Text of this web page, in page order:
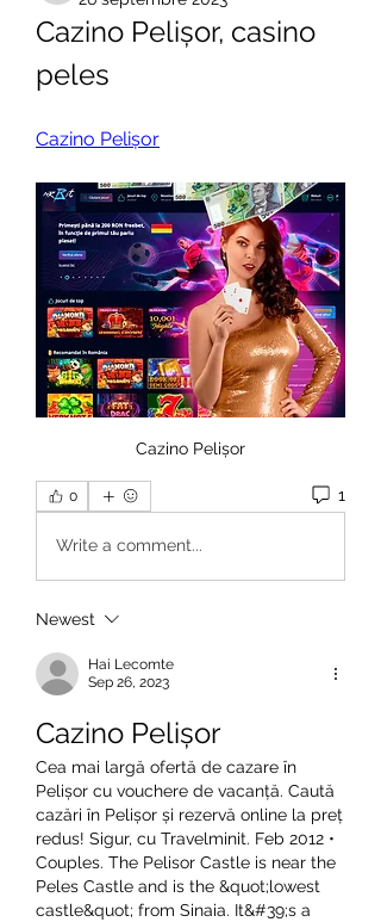
Cazino Pelișor, casino
peles
Cazino Pelișor
Cazino Pelișor
0 1
Write a comment...
Newest
Hai Lecomte
Sep 26, 2023
Cazino Pelișor
Cea mai largă ofertă de cazare în
Pelișor cu vouchere de vacanță. Caută
cazări în Pelișor și rezervă online la preț
redus! Sigur, cu Travelminit. Feb 2012 •
Couples. The Pelisor Castle is near the
Peles Castle and is the &quot;lowest
castle&quot; from Sinaia. It&#39;s a